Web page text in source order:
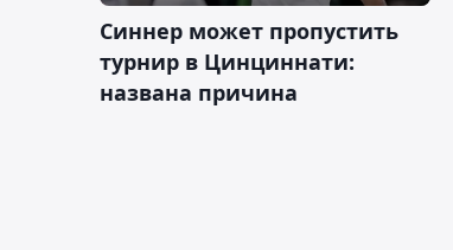
Синнер может пропустить
турнир в Цинциннати:
названа причина